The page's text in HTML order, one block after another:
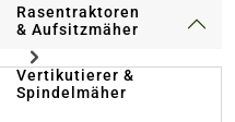
Rasentraktoren
& Aufsitzmäher
Vertikutierer &
Spindelmäher